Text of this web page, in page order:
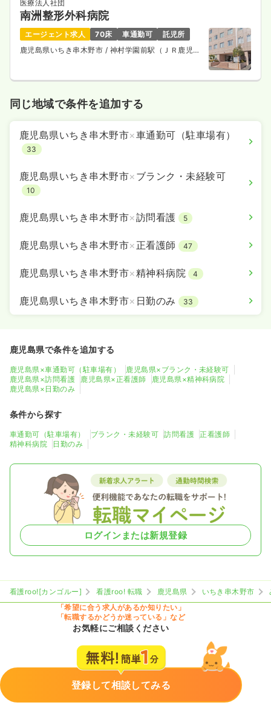
医療法人社団
南洲整形外科病院
エージェント求人 70床 車通勤可
託児所
鹿児島県いちき串木野市 / 神村学園前駅（ＪＲ鹿児島
同じ地域で条件を追加する
鹿児島県いちき串木野市×車通勤可（駐車場有）
33
鹿児島県いちき串木野市× ブランク・未経験可
10
鹿児島県いちき串木野市×訪問看護 5
鹿児島県いちき串木野市× 正看護師 47
鹿児島県いちき串木野市×精神科病院 4
鹿児島県いちき串木野市× 日勤のみ 33
鹿児島県で条件を追加する
鹿児島県×車通勤可（駐車場有）
鹿児島県×ブランク・未経験可
鹿児島県×訪問看護
鹿児島県×正看護師
鹿児島県×精神科病院
鹿児島県×日勤のみ
条件から探す
車通勤可（駐車場有） ブランク・未経験可 訪問看護
正看護師
精神科病院
日勤のみ
ログインまたは新規登録
看護roo![カンゴルー] 看護roo! 転職 鹿児島県 いちき串木野市
「希望に合う求人があるか知りたい」
「転職するかどうか迷っている」など
お気軽にご相談ください
登録して相談してみる